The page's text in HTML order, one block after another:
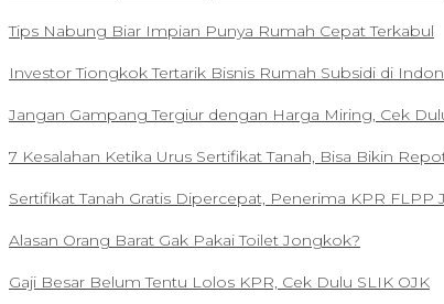
Tips Nabung Biar Impian Punya Rumah Cepat Terkabul
Investor Tiongkok Tertarik Bisnis Rumah Subsidi di
Jangan Gampang Tergiur dengan Harga Miring, Cek
7 Kesalahan Ketika Urus Sertifikat Tanah, Bisa Bikin
Sertifikat Tanah Gratis Dipercepat, Penerima KPR FLPP
Alasan Orang Barat Gak Pakai Toilet Jongkok?
Gaji Besar Belum Tentu Lolos KPR, Cek Dulu SLIK OJK